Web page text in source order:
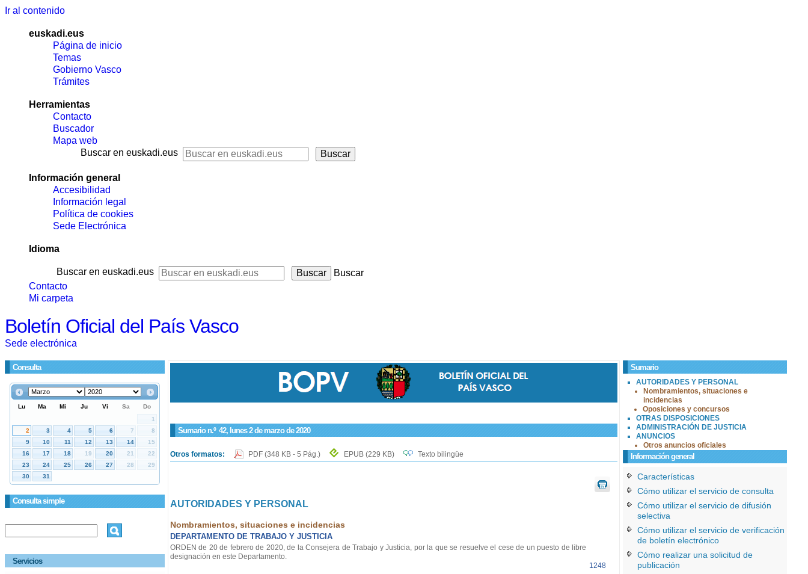
Ir al contenido
euskadi.eus
Página de inicio
Temas
Gobierno Vasco
Trámites
Herramientas
Contacto
Buscador
Mapa web
Buscar en euskadi.eus
Información general
Accesibilidad
Información legal
Política de cookies
Sede Electrónica
Idioma
Buscar en euskadi.eus
Buscar
Contacto
Mi carpeta
Boletín Oficial del País Vasco
Sede electrónica
Consulta
Consulta simple
Servicios
Sumario n.º 42, lunes 2 de marzo de 2020
Otros formatos: PDF (348 KB - 5 Pág.) EPUB (229 KB) Texto bilingüe
AUTORIDADES Y PERSONAL
Nombramientos, situaciones e incidencias
DEPARTAMENTO DE TRABAJO Y JUSTICIA
ORDEN de 20 de febrero de 2020, de la Consejera de Trabajo y Justicia, por la que se resuelve el cese de un puesto de libre
designación en este Departamento.
1248
Sumario
AUTORIDADES Y PERSONAL
Nombramientos, situaciones e
incidencias
Oposiciones y concursos
OTRAS DISPOSICIONES
ADMINISTRACIÓN DE JUSTICIA
ANUNCIOS
Otros anuncios oficiales
Información general
Características
Cómo utilizar el servicio de consulta
Cómo utilizar el servicio de difusión
selectiva
Cómo utilizar el servicio de verificación
de boletín electrónico
Cómo realizar una solicitud de
publicación